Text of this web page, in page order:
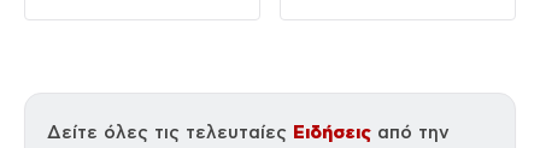
Δείτε όλες τις τελευταίες Ειδήσεις από την